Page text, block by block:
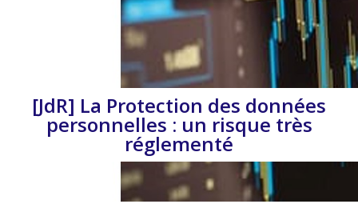
[JdR] La Protection des données
personnelles : un risque très
réglementé